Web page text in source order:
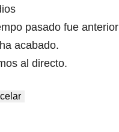
pasado fue anterior
acabado.
al directo.